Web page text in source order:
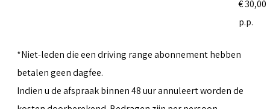
€ 30,00
p.p.
*Niet-leden die een driving range abonnement hebben
betalen geen dagfee.
Indien u de afspraak binnen 48 uur annuleert worden de